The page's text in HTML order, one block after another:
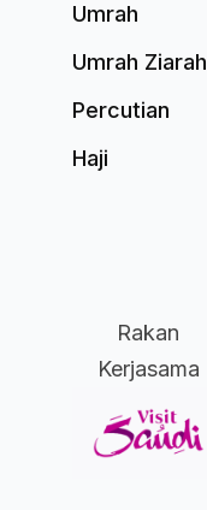
Umrah
Umrah Ziarah
Percutian
Haji
Rakan
Kerjasama